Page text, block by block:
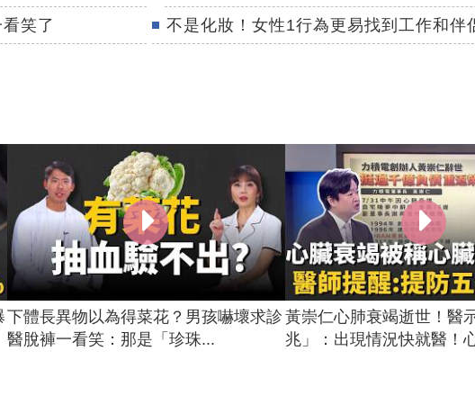
笑了 不是化妝！女性1行為更易找到工作和伴
下體長異物以為得菜花？男孩嚇壞求診
醫脫褲一看笑：那是「珍珠...
黃崇仁心肺衰竭逝世！醫
兆」：出現情況快就醫！